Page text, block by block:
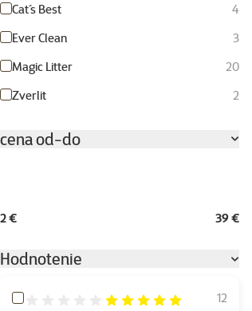
Cat´s Best
4
Ever Clean
3
Magic Litter
20
Zverlit
2
cena od-do
2 € 39 €
Hodnotenie
Hodnotenie 100%
12